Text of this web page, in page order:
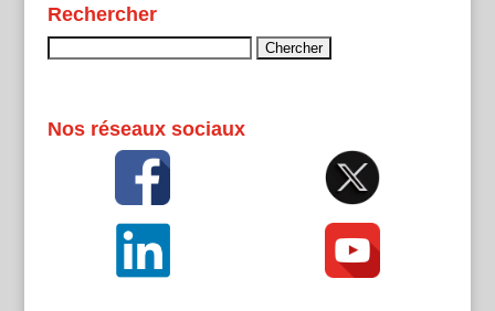
Rechercher
Nos réseaux sociaux